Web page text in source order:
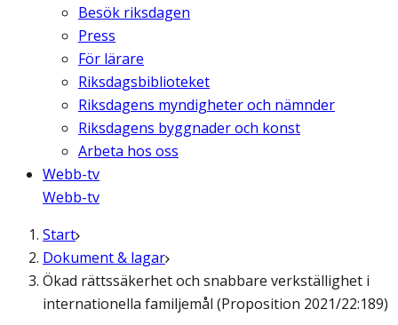
Besök riksdagen
Press
För lärare
Riksdagsbiblioteket
Riksdagens myndigheter och nämnder
Riksdagens byggnader och konst
Arbeta hos oss
Webb-tv
Webb-tv
Start
Dokument & lagar
Ökad rättssäkerhet och snabbare verkställighet i
internationella familjemål (Proposition 2021/22:189)